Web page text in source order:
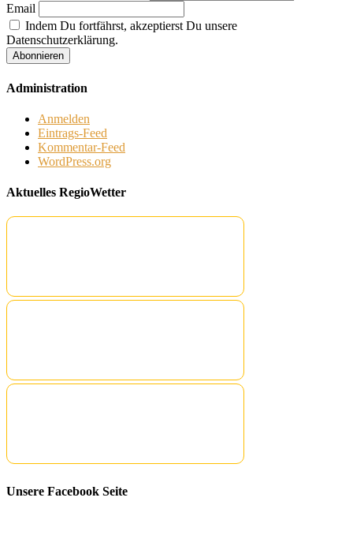
Email
Indem Du fortfährst, akzeptierst Du unsere
Datenschutzerklärung.
Administration
Anmelden
Eintrags-Feed
Kommentar-Feed
WordPress.org
Aktuelles RegioWetter
Unsere Facebook Seite